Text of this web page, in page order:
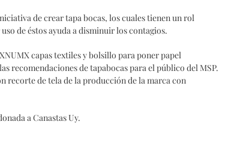
de crear tapa bocas, los cuales tienen un rol
de éstos ayuda a disminuir los contagios.
capas textiles y bolsillo para poner papel
recomendaciones de tapabocas para el público del MSP.
recorte de tela de la producción de la marca con
a Canastas Uy.